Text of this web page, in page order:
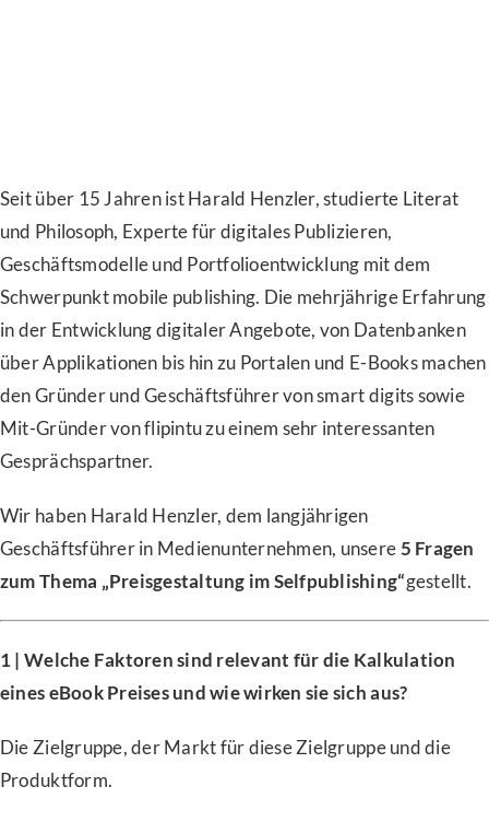
Seit über 15 Jahren ist Harald Henzler, studierte Literat
und Philosoph, Experte für digitales Publizieren,
Geschäftsmodelle und Portfolioentwicklung mit dem
Schwerpunkt mobile publishing. Die mehrjährige Erfahrung
in der Entwicklung digitaler Angebote, von Datenbanken
über Applikationen bis hin zu Portalen und E-Books machen
den Gründer und Geschäftsführer von smart digits sowie
Mit-Gründer von flipintu zu einem sehr interessanten
Gesprächspartner.
Wir haben Harald Henzler, dem langjährigen
Geschäftsführer in Medienunternehmen, unsere5 Fragen
zum Thema „Preisgestaltung im Selfpublishing“gestellt.
1 | Welche Faktoren sind relevant für die Kalkulation
eines eBook Preises und wie wirken sie sich aus?
Die Zielgruppe, der Markt für diese Zielgruppe und die
Produktform.